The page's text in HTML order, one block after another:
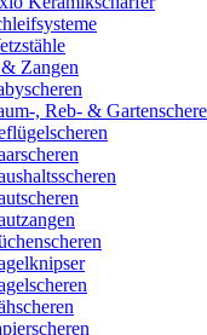
Zangen
, Reb- &